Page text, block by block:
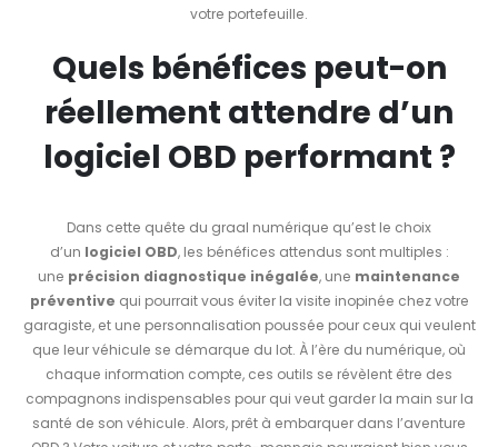
votre portefeuille.
Quels bénéfices peut-on
réellement attendre d’un
logiciel OBD performant ?
Dans cette quête du graal numérique qu’est le choix
d’un logiciel OBD, les bénéfices attendus sont multiples :
une précision diagnostique inégalée, une maintenance
préventive qui pourrait vous éviter la visite inopinée chez votre
garagiste, et une personnalisation poussée pour ceux qui veulent
que leur véhicule se démarque du lot. À l’ère du numérique, où
chaque information compte, ces outils se révèlent être des
compagnons indispensables pour qui veut garder la main sur la
santé de son véhicule. Alors, prêt à embarquer dans l’aventure